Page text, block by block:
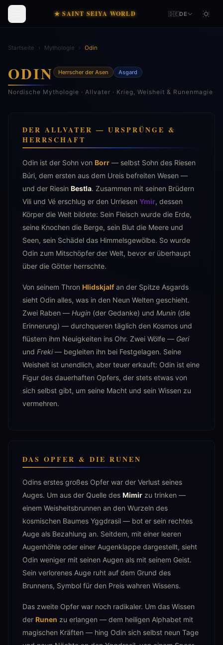
★ SAINT SEIYA WORLD 🇩🇪DE
Startseite › Mythologie › Odin
ODIN Herrscher der Asen Asgard
Nordische Mythologie · Allvater · Krieg, Weisheit & Runenmagie
DER ALLVATER — URSPRÜNGE &
HERRSCHAFT
Odin ist der Sohn von Borr — selbst Sohn des Riesen
Búri, dem ersten aus dem Ureis befreiten Wesen —
und der Riesin Bestla. Zusammen mit seinen Brüdern
Vili und Vé erschlug er den Urriesen Ymir, dessen
Körper die Welt bildete: Sein Fleisch wurde die Erde,
seine Knochen die Berge, sein Blut die Meere und
Seen, sein Schädel das Himmelsgewölbe. So wurde
Odin zum Mitschöpfer der Welt, bevor er überhaupt
über die Götter herrschte.
Von seinem Thron Hlidskjalf an der Spitze Asgards
sieht Odin alles, was in den Neun Welten geschieht.
Zwei Raben — Hugin (der Gedanke) und Munin (die
Erinnerung) — durchqueren täglich den Kosmos und
flüstern ihm Neuigkeiten ins Ohr. Zwei Wölfe — Geri
und Freki— begleiten ihn bei Festgelagen. Seine
Weisheit ist unendlich, aber teuer erkauft: Odin ist eine
Figur des dauerhaften Opfers, der stets etwas von
sich selbst gibt, um seine Macht und sein Wissen zu
vermehren.
DAS OPFER & DIE RUNEN
Odins erstes großes Opfer war der Verlust seines
Auges. Um aus der Quelle des Mimir zu trinken —
einem Weisheitsbrunnen an den Wurzeln des
kosmischen Baumes Yggdrasil — bot er sein rechtes
Auge als Bezahlung an. Seitdem, mit einer leeren
Augenhöhle oder einer Augenklappe dargestellt, sieht
Odin weniger mit seinen Augen als mit seinem Geist.
Sein verlorenes Auge ruht auf dem Grund des
Brunnens, Symbol für den Preis wahren Wissens.
Das zweite Opfer war noch radikaler. Um das Wissen
der Runen zu erlangen — dem heiligen Alphabet mit
magischen Kräften — hing Odin sich selbst neun Tage